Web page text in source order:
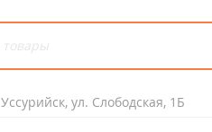
Уссурийск, ул. Слободская, 1Б